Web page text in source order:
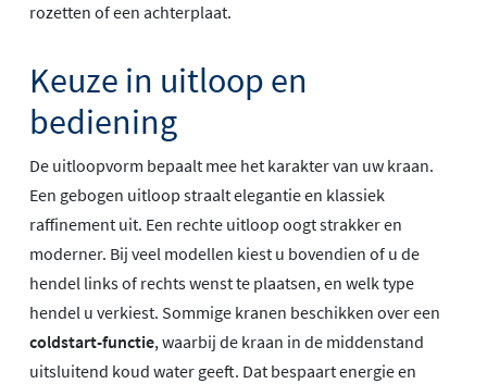
rozetten of een achterplaat.
Keuze in uitloop en
bediening
De uitloopvorm bepaalt mee het karakter van uw kraan.
Een gebogen uitloop straalt elegantie en klassiek
raffinement uit. Een rechte uitloop oogt strakker en
moderner. Bij veel modellen kiest u bovendien of u de
hendel links of rechts wenst te plaatsen, en welk type
hendel u verkiest. Sommige kranen beschikken over een
coldstart-functie, waarbij de kraan in de middenstand
uitsluitend koud water geeft. Dat bespaart energie en